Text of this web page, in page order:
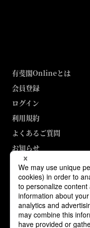
有斐閣Onlineとは
会員登録
ログイン
利用規約
よくあるご質問
お知らせ